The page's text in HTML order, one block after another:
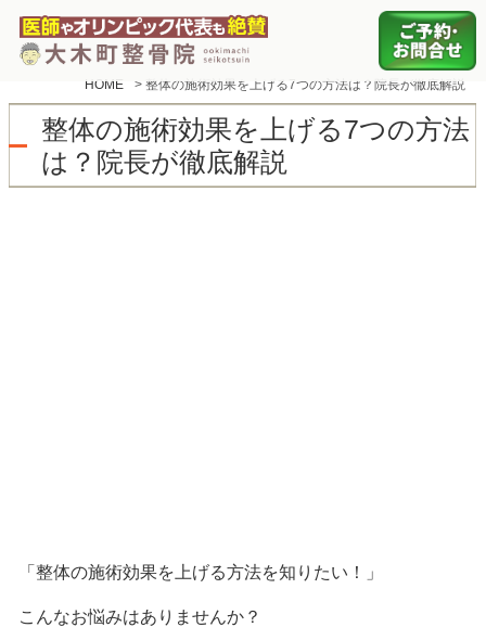
HOME >整体の施術効果を上げる7つの方法は？院長が徹底解説
整体の施術効果を上げる7つの方法
は？院長が徹底解説
「整体の施術効果を上げる方法を知りたい！」
こんなお悩みはありませんか？